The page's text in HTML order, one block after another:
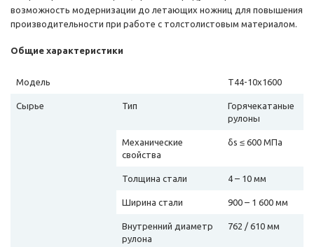
возможность модернизации до летающих ножниц для повышения
производительности при работе с толстолистовым материалом.
Общие характеристики
Модель T44-10x1600
Сырье Тип
Горячекатаные
рулоны
Механические
свойства
δs ≤ 600 МПа
Толщина стали 4 – 10 мм
Ширина стали 900 – 1 600 мм
Внутренний диаметр
рулона
762 / 610 мм